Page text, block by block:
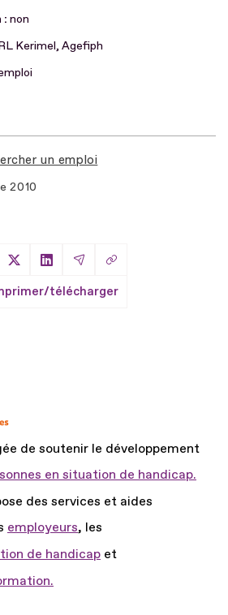
: non
Kerimel, Agefiph
un emploi
2010
sur Facebook
Partager sur X
Partager sur LinkedIn
Partager par Email
Copier le lien
télécharger
de soutenir le développement
en situation de handicap.
des services et aides
employeurs, les
de handicap et